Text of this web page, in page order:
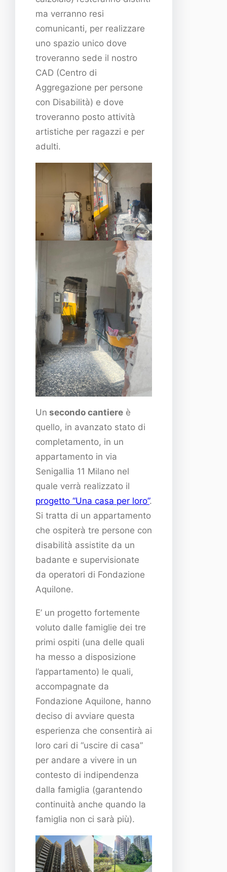
ma verranno resi
comunicanti, per realizzare
uno spazio unico dove
troveranno sede il nostro
CAD (Centro di
Aggregazione per persone
con Disabilità) e dove
troveranno posto attività
artistiche per ragazzi e per
adulti.
Un secondo cantiere è
quello, in avanzato stato di
completamento, in un
appartamento in via
Senigallia 11 Milano nel
quale verrà realizzato il
progetto “Una casa per loro”.
Si tratta di un appartamento
che ospiterà tre persone con
disabilità assistite da un
badante e supervisionate
da operatori di Fondazione
Aquilone.
E’ un progetto fortemente
voluto dalle famiglie dei tre
primi ospiti (una delle quali
ha messo a disposizione
l’appartamento) le quali,
accompagnate da
Fondazione Aquilone, hanno
deciso di avviare questa
esperienza che consentirà ai
loro cari di “uscire di casa”
per andare a vivere in un
contesto di indipendenza
dalla famiglia (garantendo
continuità anche quando la
famiglia non ci sarà più).